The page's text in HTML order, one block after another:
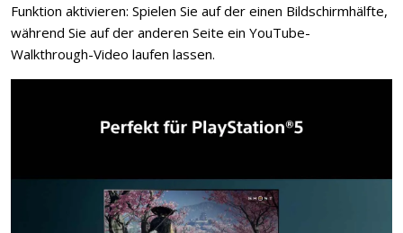
Funktion aktivieren: Spielen Sie auf der einen Bildschirmhälfte,
während Sie auf der anderen Seite ein YouTube-
Walkthrough-Video laufen lassen.